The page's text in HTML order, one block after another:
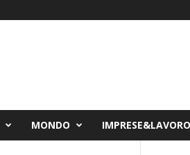
MONDO IMPRESE&LAVORO